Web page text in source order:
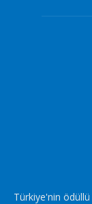
Türkiye'nin